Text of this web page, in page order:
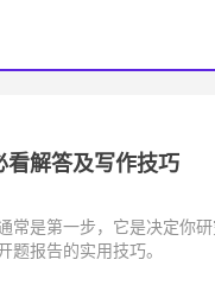
看解答及写作技巧
常是第一步，它是决定你
题报告的实用技巧。